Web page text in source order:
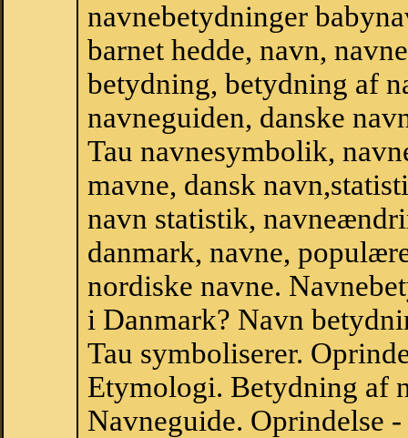
navnebetydninger
barnet hedde, navn,
betydning, betydning af
navneguiden, danske
Tau navnesymbolik,
mavne, dansk
navn statistik,
danmark, navne,
nordiske navne.
i Danmark? Navn
Tau symboliserer.
Etymologi. Betydning af
Navneguide. Oprindelse